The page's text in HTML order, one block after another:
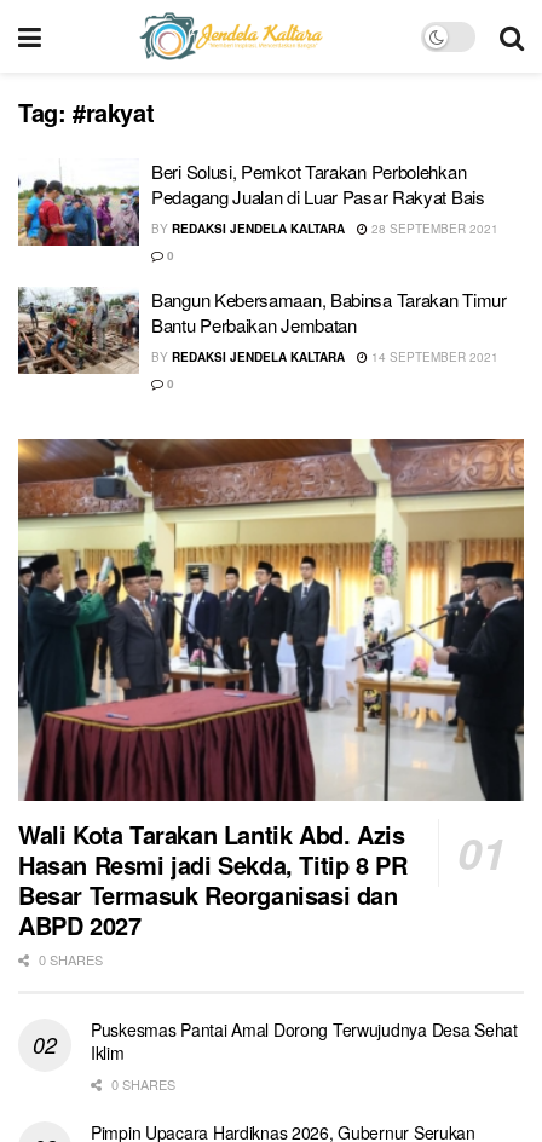
Tag: #rakyat
Beri Solusi, Pemkot Tarakan Perbolehkan
Pedagang Jualan di Luar Pasar Rakyat Bais
BY REDAKSI JENDELA KALTARA
28 SEPTEMBER 2021
0
Bangun Kebersamaan, Babinsa Tarakan Timur
Bantu Perbaikan Jembatan
BY REDAKSI JENDELA KALTARA
14 SEPTEMBER 2021
0
Wali Kota Tarakan Lantik Abd. Azis
Hasan Resmi jadi Sekda, Titip 8 PR
Besar Termasuk Reorganisasi dan
ABPD 2027
0 SHARES
Puskesmas Pantai Amal Dorong Terwujudnya Desa Sehat
Iklim
0 SHARES
Pimpin Upacara Hardiknas 2026, Gubernur Serukan